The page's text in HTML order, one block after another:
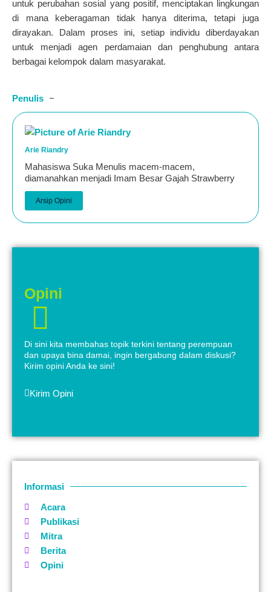
untuk perubahan sosial yang positif, menciptakan lingkungan
di mana keberagaman tidak hanya diterima, tetapi juga
dirayakan. Dalam proses ini, setiap individu diberdayakan
untuk menjadi agen perdamaian dan penghubung antara
berbagai kelompok dalam masyarakat.
Penulis
Arie Riandry
Mahasiswa Suka Menulis macem-macem,
diamanahkan menjadi Imam Besar Gajah Strawberry
Arsip Opini
Opini
Di sini kita membahas topik terkini tentang perempuan
dan upaya bina damai, ingin bergabung dalam diskusi?
Kirim opini Anda ke sini!
Kirim Opini
Informasi
Acara
Publikasi
Mitra
Berita
Opini